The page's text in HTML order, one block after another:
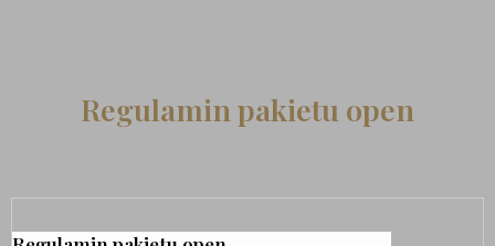
Regulamin pakietu open